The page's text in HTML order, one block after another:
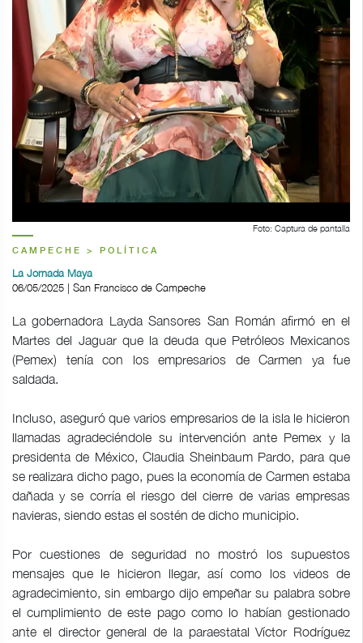
Foto: Captura de pantalla
CAMPECHE > POLÍTICA
La Jornada Maya
06/05/2025 | San Francisco de Campeche
La gobernadora Layda Sansores San Román afirmó en el
Martes del Jaguar que la deuda que Petróleos Mexicanos
(Pemex) tenía con los empresarios de Carmen ya fue
saldada.
Incluso, aseguró que varios empresarios de la isla le hicieron
llamadas agradeciéndole su intervención ante Pemex y la
presidenta de México, Claudia Sheinbaum Pardo, para que
se realizara dicho pago, pues la economía de Carmen estaba
dañada y se corría el riesgo del cierre de varias empresas
navieras, siendo estas el sostén de dicho municipio.
Por cuestiones de seguridad no mostró los supuestos
mensajes que le hicieron llegar, así como los videos de
agradecimiento, sin embargo dijo empeñar su palabra sobre
el cumplimiento de este pago como lo habían gestionado
ante el director general de la paraestatal Víctor Rodríguez